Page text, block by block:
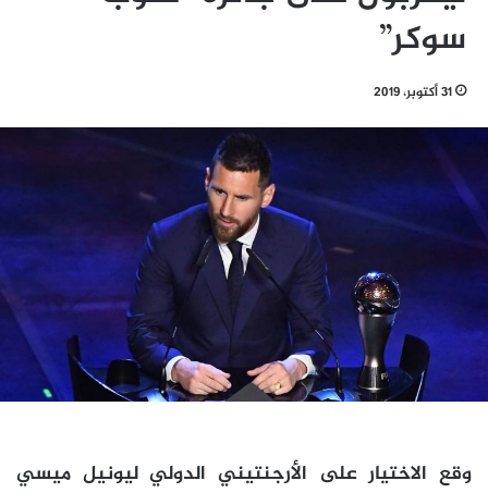
سوكر”
31 أكتوبر، 2019
وقع الاختيار على الأرجنتيني الدولي ليونيل ميسي